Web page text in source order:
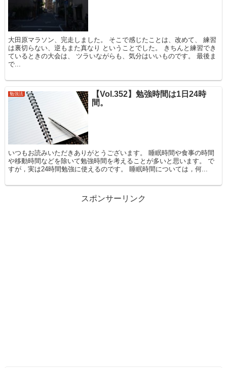
大田原マラソン、完走しました。 そこで感じたことは、改めて、 練習
は裏切らない、逆もまた真なり ということでした。 きちんと練習でき
ているときの大会は、 ツラいながらも、気分はいいものです。 最後ま
で...
勉強法
【Vol.352】勉強時間は1日24時
間。
いつもお読みいただきありがとうございます。 睡眠時間や食事の時間
や移動時間などを除いて勉強時間を考えることが多いと思います。 で
すが，実は24時間勉強に使えるのです。 睡眠時間については，何...
スポンサーリンク